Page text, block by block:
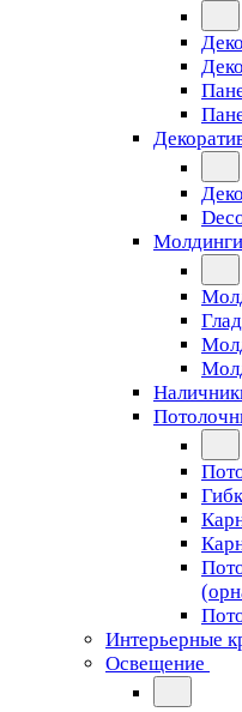
Молдинги
Интерьерные
Освещение